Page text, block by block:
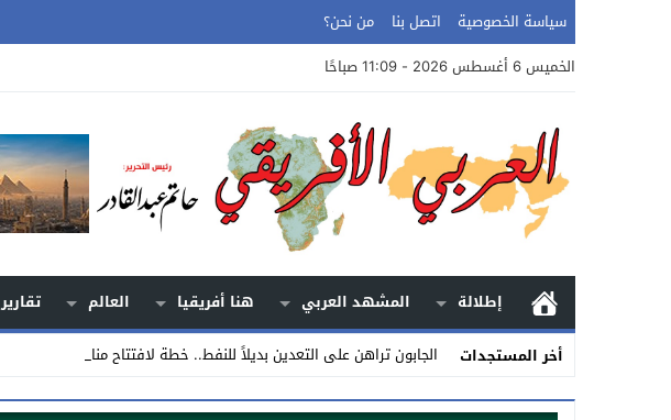
سياسة الخصوصية اتصل بنا
من نحن؟
الخميس 6 أغسطس 2026 - 11:09 صباحًا
إطلالة المشهد العربي هنا أفريقيا العالم تقارير
أخر المستجدات
الجابون تراهن على التعدين بديلاً للنفط.. خطة لافتتاح مناجم جديدة حتى_
Stop